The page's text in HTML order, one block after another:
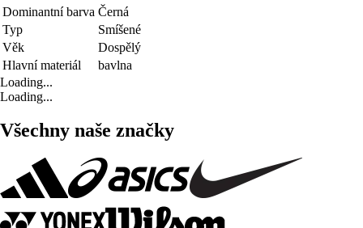
Dominantní barva Černá
Typ
Smíšené
Věk
Dospělý
Hlavní materiál
bavlna
Loading...
Loading...
Všechny naše značky